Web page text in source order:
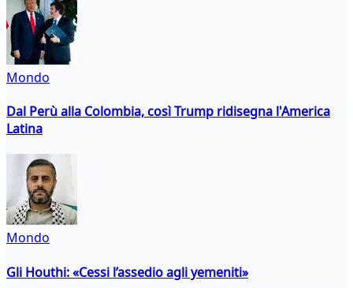
Mondo
Dal Perù alla Colombia, così Trump ridisegna l'America
Latina
Mondo
Gli Houthi: «Cessi l’assedio agli yemeniti»